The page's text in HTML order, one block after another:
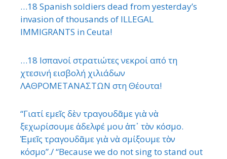
…18 Spanish soldiers dead from yesterday’s
invasion of thousands of ILLEGAL
IMMIGRANTS in Ceuta!
…18 Ισπανοί στρατιώτες νεκροί από τη
χτεσινή εισβολή χιλιάδων
ΛΑΘΡΟΜΕΤΑΝΑΣΤΩΝ στη Θέουτα!
“Γιατί εμεῖς δὲν τραγουδᾶμε γιὰ νὰ
ξεχωρίσουμε ἀδελφέ μου ἀπ᾿ τὸν κόσμο.
Ἐμεῖς τραγουδᾶμε γιὰ νὰ σμίξουμε τὸν
κόσμο”./ “Because we do not sing to stand out